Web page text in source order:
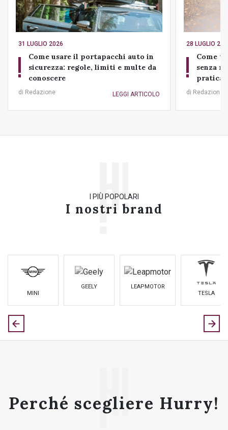
31 LUGLIO 2026
Come usare il portapacchi auto in
sicurezza: regole, limiti e multe da
conoscere
di Redazione LEGGI ARTICOLO
28 LUGLIO
Come
senza
pratica
di Redazione
I PIÙ POPOLARI
I nostri brand
MINI
GEELY
LEAPMOTOR
TESLA
Perché scegliere Hurry!